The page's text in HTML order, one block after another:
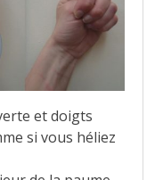
et doigts
si vous héliez